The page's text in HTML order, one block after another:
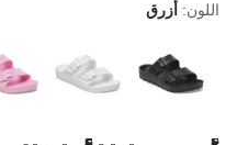
اللون: أزرق